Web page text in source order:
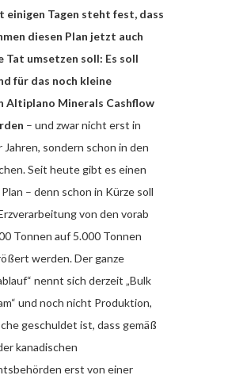
einigen Tagen steht fest, dass
diesen Plan jetzt auch
Tat umsetzen soll: Es soll
für das noch kleine
Altiplano Minerals Cashflow
– und zwar nicht erst in
sondern schon in den
Seit heute gibt es einen
– denn schon in Kürze soll
von den vorab
Tonnen auf 5.000 Tonnen
werden. Der ganze
nennt sich derzeit „Bulk
und noch nicht Produktion,
geschuldet ist, dass gemäß
kanadischen
erst von einer